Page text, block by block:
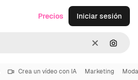
Borrar
Precios Iniciar sesión
Crea un vídeo con IA Marketing Moda